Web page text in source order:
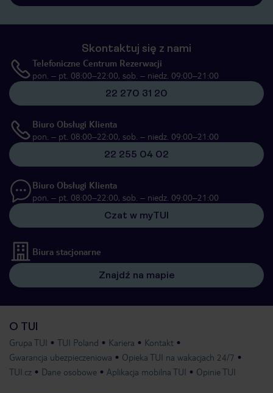
Skontaktuj się z nami
Telefoniczne Centrum Rezerwacji
pon. – pt. 08:00–22:00, sob. – niedz. 09:00–21:00
22 270 31 20
Biuro Obsługi Klienta
pon. – pt. 08:00–22:00, sob. – niedz. 09:00–21:00
22 255 04 02
Biuro Obsługi Klienta
pon. – pt. 08:00–22:00, sob. – niedz. 09:00–21:00
Czat w myTUI
Biura stacjonarne
Znajdź na mapie
O TUI
Grupa TUI TUI Poland Kariera
Kontakt
Gwarancja ubezpieczeniowa
Opieka TUI na wakacjach 24/7
TUI.cz
Dane osobowe Aplikacja mobilna TUI Opinie TUI